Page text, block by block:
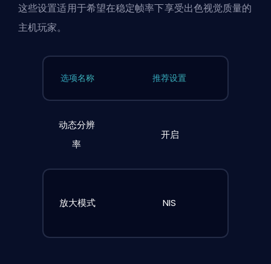
这些设置适用于希望在稳定帧率下享受出色视觉质量的
主机玩家。
选项名称 推荐设置
动态分辨
率
开启
放大模式 NIS